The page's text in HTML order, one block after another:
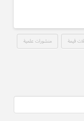
قيمة منشورات علمية